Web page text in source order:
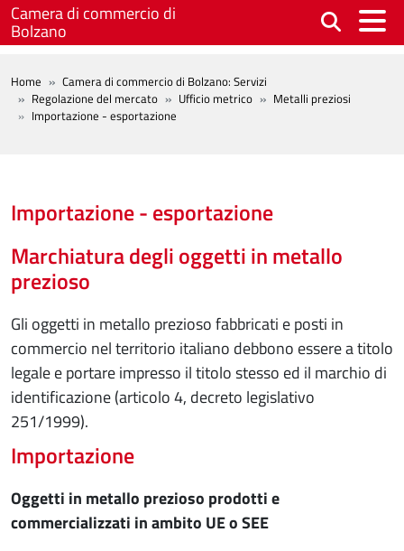
Salta al contenuto principale
Camera di commercio di
Bolzano
BREADCRUMB
Home
Camera di commercio di Bolzano: Servizi
Regolazione del mercato
Ufficio metrico
Metalli preziosi
Importazione - esportazione
Importazione - esportazione
Marchiatura degli oggetti in metallo
prezioso
Gli oggetti in metallo prezioso fabbricati e posti in
commercio nel territorio italiano debbono essere a titolo
legale e portare impresso il titolo stesso ed il marchio di
identificazione (articolo 4, decreto legislativo
251/1999).
Importazione
Oggetti in metallo prezioso prodotti e
commercializzati in ambito UE o SEE